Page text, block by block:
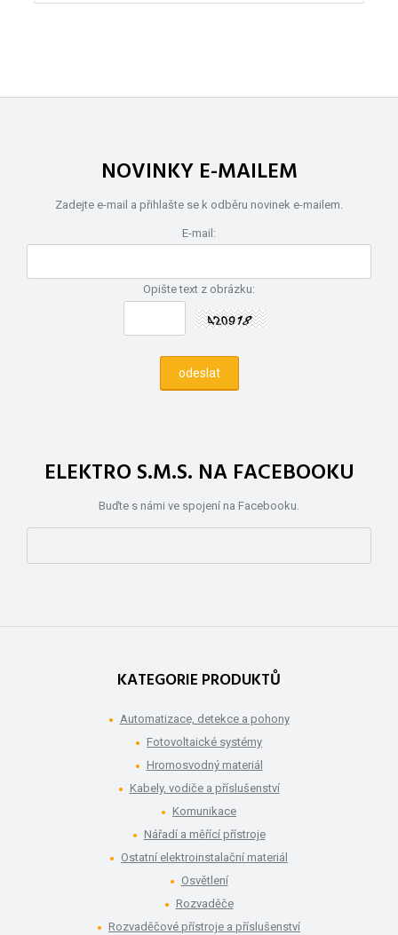
NOVINKY E-MAILEM
Zadejte e-mail a přihlašte se k odběru novinek e-mailem.
E-mail:
Opište text z obrázku:
ELEKTRO S.M.S. NA FACEBOOKU
Buďte s námi ve spojení na Facebooku.
KATEGORIE PRODUKTŮ
Automatizace, detekce a pohony
Fotovoltaické systémy
Hromosvodný materiál
Kabely, vodiče a příslušenství
Komunikace
Nářadí a měřící přístroje
Ostatní elektroinstalační materiál
Osvětlení
Rozvaděče
Rozvaděčové přístroje a příslušenství